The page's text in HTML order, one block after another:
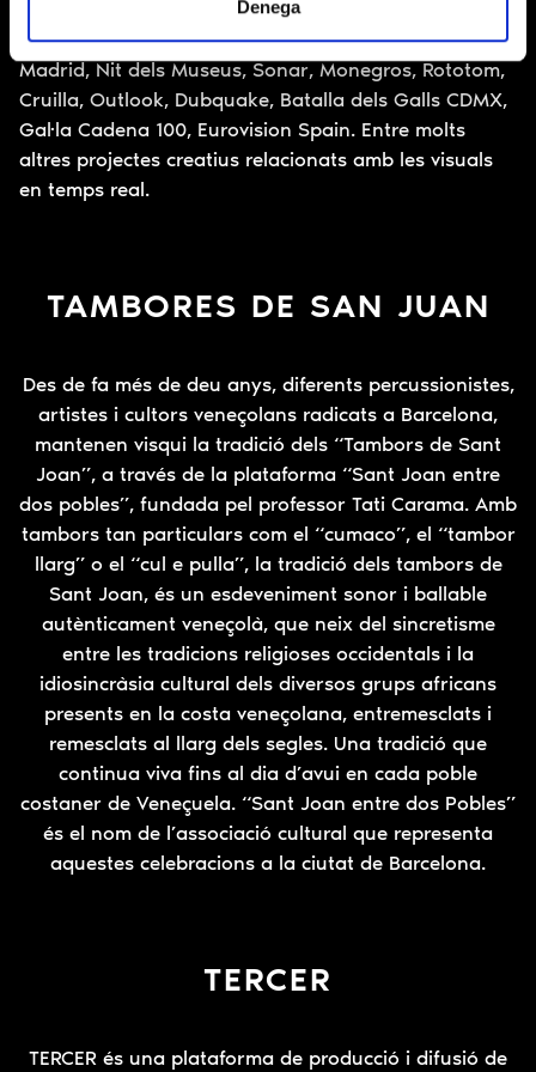
Denega
moments destacats es poden comptar múltiples
intervencions en festivals i esdeveniments com: Luz
Madrid, Nit dels Museus, Sonar, Monegros, Rototom,
Cruilla, Outlook, Dubquake, Batalla dels Galls CDMX,
Gal·la Cadena 100, Eurovision Spain. Entre molts
altres projectes creatius relacionats amb les visuals
en temps real.
TAMBORES DE SAN JUAN
Des de fa més de deu anys, diferents percussionistes,
artistes i cultors veneçolans radicats a Barcelona,
mantenen visqui la tradició dels “Tambors de Sant
Joan”, a través de la plataforma “Sant Joan entre
dos pobles”, fundada pel professor Tati Carama. Amb
tambors tan particulars com el “cumaco”, el “tambor
llarg” o el “cul e pulla”, la tradició dels tambors de
Sant Joan, és un esdeveniment sonor i ballable
autènticament veneçolà, que neix del sincretisme
entre les tradicions religioses occidentals i la
idiosincràsia cultural dels diversos grups africans
presents en la costa veneçolana, entremesclats i
remesclats al llarg dels segles. Una tradició que
continua viva fins al dia d’avui en cada poble
costaner de Veneçuela. “Sant Joan entre dos Pobles”
és el nom de l’associació cultural que representa
aquestes celebracions a la ciutat de Barcelona.
TERCER
TERCER és una plataforma de producció i difusió de